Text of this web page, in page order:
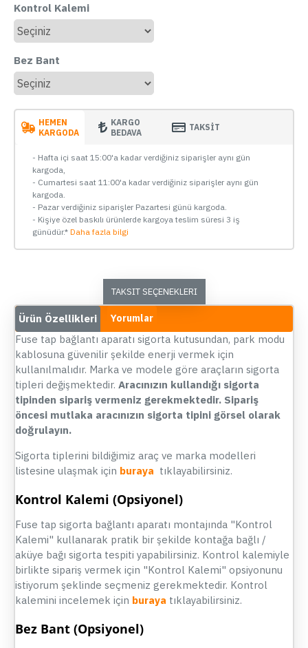
Kontrol Kalemi
Bez Bant
HEMEN
KARGODA
KARGO
BEDAVA
TAKSİT
- Hafta içi saat 15:00'a kadar verdiğiniz siparişler aynı gün
kargoda,
- Cumartesi saat 11:00'a kadar verdiğiniz siparişler aynı gün
kargoda.
- Pazar verdiğiniz siparişler Pazartesi günü kargoda.
- Kişiye özel baskılı ürünlerde kargoya teslim süresi 3 iş
günüdür.* Daha fazla bilgi
TAKSIT SEÇENEKLERI
Ürün Özellikleri Yorumlar
Fuse tap bağlantı aparatı sigorta kutusundan, park modu
kablosuna güvenilir şekilde enerji vermek için
kullanılmalıdır. Marka ve modele göre araçların sigorta
tipleri değişmektedir. Aracınızın kullandığı sigorta
tipinden sipariş vermeniz gerekmektedir. Sipariş
öncesi mutlaka aracınızın sigorta tipini görsel olarak
doğrulayın.
Sigorta tiplerini bildiğimiz araç ve marka modelleri
listesine ulaşmak için buraya tıklayabilirsiniz.
Kontrol Kalemi (Opsiyonel)
Fuse tap sigorta bağlantı aparatı montajında "Kontrol
Kalemi" kullanarak pratik bir şekilde kontağa bağlı /
aküye bağı sigorta tespiti yapabilirsiniz. Kontrol kalemiyle
birlikte sipariş vermek için "Kontrol Kalemi" opsiyonunu
istiyorum şeklinde seçmeniz gerekmektedir. Kontrol
kalemini incelemek için buraya tıklayabilirsiniz.
Bez Bant (Opsiyonel)